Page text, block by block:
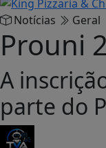
Notícias Geral
Prouni
A
parte do